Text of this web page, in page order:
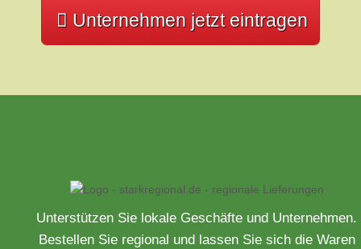
Unternehmen jetzt eintragen
Unterstützen Sie lokale Geschäfte und Unternehmen.
Bestellen Sie regional und lassen Sie sich die Waren